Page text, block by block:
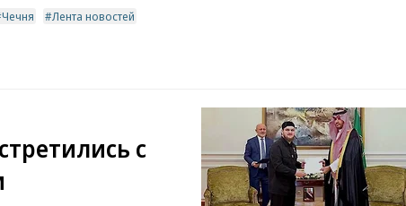
Чечня Лента новостей
с